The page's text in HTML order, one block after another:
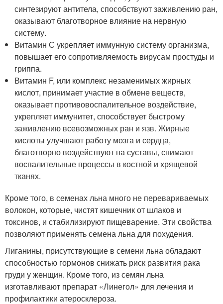
синтезируют антитела, способствуют заживлению ран,
оказывают благотворное влияние на нервную
систему.
Витамин С укрепляет иммунную систему организма,
повышает его сопротивляемость вирусам простуды и
гриппа.
Витамин F, или комплекс незаменимых жирных
кислот, принимает участие в обмене веществ,
оказывает противовоспалительное воздействие,
укрепляет иммунитет, способствует быстрому
заживлению всевозможных ран и язв. Жирные
кислоты улучшают работу мозга и сердца,
благотворно воздействуют на суставы, снимают
воспалительные процессы в костной и хрящевой
тканях.
Кроме того, в семенах льна много не перевариваемых
волокон, которые, чистят кишечник от шлаков и
токсинов, и стабилизируют пищеварение. Эти свойства
позволяют применять семена льна для похудения.
Лиганины, присутствующие в семени льна обладают
способностью гормонов снижать риск развития рака
груди у женщин. Кроме того, из семян льна
изготавливают препарат «Линегол» для лечения и
профилактики атеросклероза.